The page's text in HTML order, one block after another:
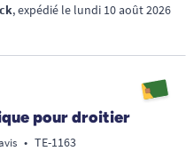
, expédié le lundi 10 août 2026
pour droitier
• TE-1163